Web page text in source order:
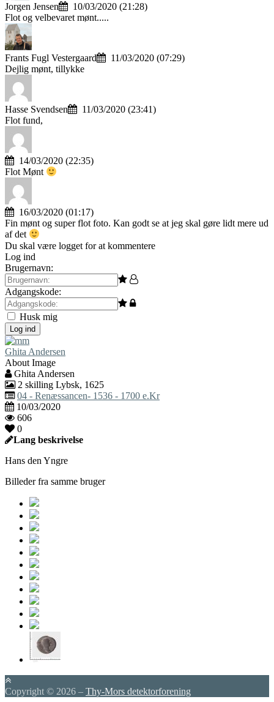
Jorgen Jensen
10/03/2020 (21:28)
Flot og velbevaret mønt.....
Frants Fugl Vestergaard
11/03/2020 (07:29)
Dejlig mønt, tillykke
Hasse Svendsen
11/03/2020 (23:41)
Flot fund,
14/03/2020 (22:35)
Flot Mønt
16/03/2020 (01:17)
Fin mønt og super flot foto. Kan godt se at jeg skal gøre lidt mere ud
af det
Du skal være logget for at kommentere
Log ind
Brugernavn:
Adgangskode:
Husk mig
Log ind
Ghita Andersen
About Image
Ghita Andersen
2 skilling Lybsk, 1625
04 - Renæssancen- 1536 - 1700 e.Kr
10/03/2020
606
0
Lang beskrivelse
Hans den Yngre
Billeder fra samme bruger
Copyright © 2026 – Thy-Mors detektorforening